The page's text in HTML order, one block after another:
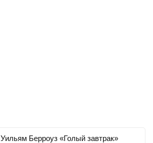
Уильям Берроуз «Голый завтрак»